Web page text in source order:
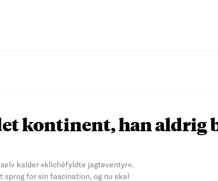
kontinent, han aldrig
kalder »klichéfyldte jagteventyr«.
for sin fascination, og nu skal